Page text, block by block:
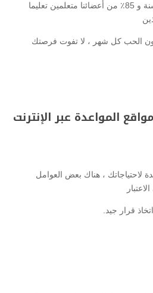
متوسط ​​عمر أعضائنا 30-55 سنة و 85٪ من أعضائنا متعلمين تعليما
الحب كل شهر ، لا تفوت فرصتك
المواعدة عبر الإنترنت
لاحتياجاتك ، هناك بعض العوامل
قرار جيد.